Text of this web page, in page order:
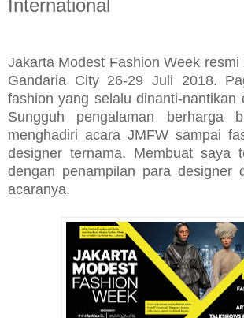
International
Jakarta Modest Fashion Week resmi
Gandaria City 26-29 Juli 2018.
fashion yang selalu dinanti-nantikan
Sungguh pengalaman berharga
menghadiri acara JMFW sampai
designer ternama. Membuat saya
dengan penampilan para designer
acaranya.